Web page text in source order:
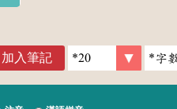
加入筆記